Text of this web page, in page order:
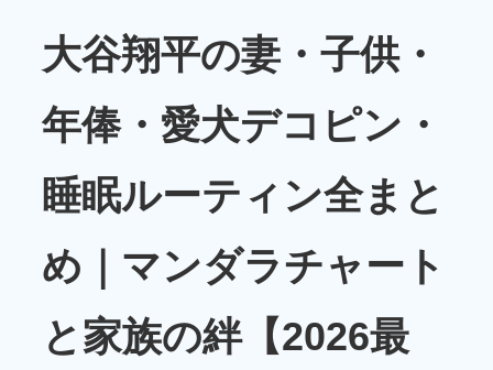
大谷翔平の妻・子供・
年俸・愛犬デコピン・
睡眠ルーティン全まと
め｜マンダラチャート
と家族の絆【2026最